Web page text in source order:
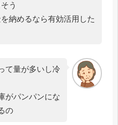
う
納めるなら有効活用した
て量が多いし冷
がパンパンにな
の